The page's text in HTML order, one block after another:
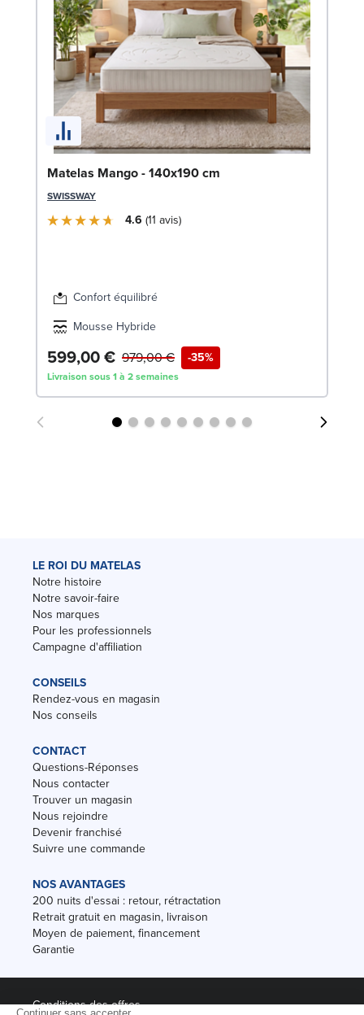
Matelas Mango - 140x190 cm
SWISSWAY
4.6 11 avis
Confort équilibré
Mousse Hybride
599,00 € -35%
979,00 €
Livraison sous 1 à 2 semaines
LE ROI DU MATELAS
Notre histoire
Notre savoir-faire
Nos marques
Pour les professionnels
Campagne d'affiliation
CONSEILS
Rendez-vous en magasin
Nos conseils
CONTACT
Questions-Réponses
Nous contacter
Trouver un magasin
Nous rejoindre
Devenir franchisé
Suivre une commande
NOS AVANTAGES
200 nuits d'essai : retour, rétractation
Retrait gratuit en magasin, livraison
Moyen de paiement, financement
Garantie
Conditions des offres